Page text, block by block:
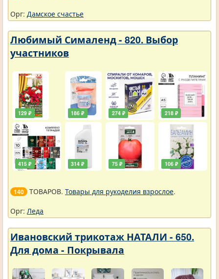
Орг: Дамское счастье
Любимый Сималенд - 820. Выбор
участников
129 ₽
415 ₽
186 ₽
314 ₽
274 ₽
75 ₽
218 ₽
106 ₽
140 ТОВАРОВ. Товары для рукоделия взрослое.
Орг: Леда
Ивановский трикотаж НАТАЛИ - 650.
Для дома - Покрывала